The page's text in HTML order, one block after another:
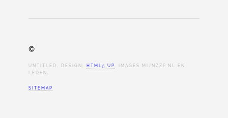
©
UNTITLED. DESIGN: HTML5 UP. IMAGES MIJNZZP.NL EN
LEDEN.
SITEMAP